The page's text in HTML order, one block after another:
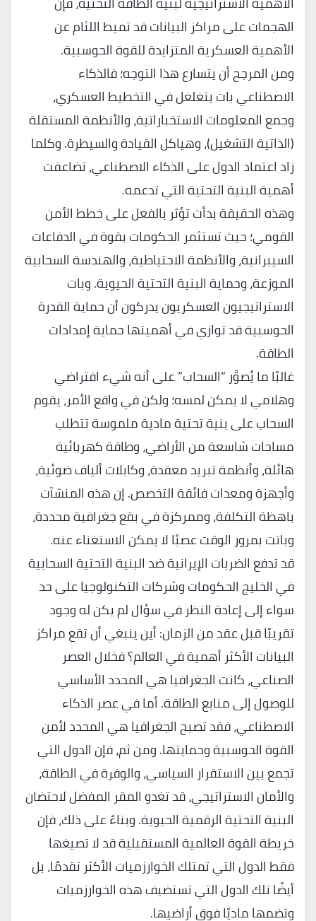
الهجمات على مراكز البيانات قد تميط اللثام عن
الأهمية العسكرية المتزايدة للقوة الحوسبية.
ومن المرجح أن يتسارع هذا التوجه؛ فالذكاء
الاصطناعي بات يتغلغل في التخطيط العسكري،
وجمع المعلومات الاستخباراتية، والأنظمة المستقلة
(الذاتية التشغيل)، وهياكل القيادة والسيطرة. وكلما
زاد اعتماد الدول على الذكاء الاصطناعي، تضاعفت
أهمية البنية التحتية التي تدعمه.
وهذه الحقيقة بدأت تؤثر بالفعل على خطط الأمن
القومي؛ حيث تستثمر الحكومات بقوة في الدفاعات
السيبرانية، والأنظمة الاحتياطية، والهندسة السحابية
الموزعة، وحماية البنية التحتية الحيوية. وبات
الاستراتيجيون العسكريون يدركون أن حماية القدرة
الحوسبية قد توازي في أهميتها حماية إمدادات
الطاقة.
غالبًا ما يُصوَّر “السحاب” على أنه شيء افتراضي
وهلامي لا يمكن لمسه؛ ولكن في واقع الأمر، يقوم
السحاب على بنية تحتية مادية ملموسة تتطلب
مساحات شاسعة من الأراضي، وطاقة كهربائية
هائلة، وأنظمة تبريد معقدة، وكابلات ألياف ضوئية،
وأجهزة ومعدات فائقة التخصص. إن هذه المنشآت
باهظة التكلفة، وممركزة في بقع جغرافية محددة،
وباتت بمرور الوقت عصبًا لا يمكن الاستغناء عنه.
قد تدفع الضربات الإيرانية ضد البنية التحتية السحابية
في الخليج الحكومات وشركات التكنولوجيا على حد
سواء إلى إعادة النظر في سؤال لم يكن له وجود
تقريبًا قبل عقد من الزمان: أين ينبغي أن تقع مراكز
البيانات الأكثر أهمية في العالم؟ فخلال العصر
الصناعي، كانت الجغرافيا هي المحدد الأساسي
للوصول إلى منابع الطاقة. أما في عصر الذكاء
الاصطناعي، فقد تصبح الجغرافيا هي المحدد لأمن
القوة الحوسبية وحمايتها. ومن ثم، فإن الدول التي
تجمع بين الاستقرار السياسي، والوفرة في الطاقة،
والأمان الاستراتيجي، قد تغدو المقر المفضل لاحتضان
البنية التحتية الرقمية الحيوية. وبناءً على ذلك، فإن
خريطة القوة العالمية المستقبلية قد لا تصيغها
فقط الدول التي تمتلك الخوارزميات الأكثر تقدمًا، بل
أيضًا تلك الدول التي تستضيف هذه الخوارزميات
وتضمها ماديًا فوق أراضيها.